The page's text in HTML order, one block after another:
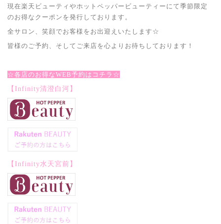
現在楽天ビューティやホットペッパービューティーにて季節限定
のお得なクーポンを発行しております。
全サロン、笑顔でお客様をお出迎えいたします☆
皆様のご予約、そしてご来店を心よりお待ちしております！
☆各店のお得なWEB予約はコチラ☆
【Infinity清澄白河】
【Infinity水天宮前】